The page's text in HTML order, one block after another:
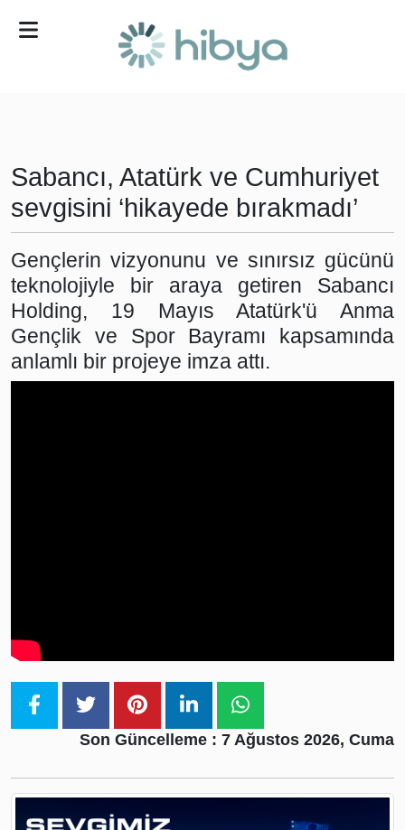
Kültür
-
Sanat
Spor
Ol
Temsilcilik
Başvurusu
Talebi
İş
Sabancı, Atatürk ve Cumhuriyet
sevgisini ‘hikayede bırakmadı’
Gençlerin vizyonunu ve sınırsız gücünü
teknolojiyle bir araya getiren Sabancı
Holding, 19 Mayıs Atatürk'ü Anma
Gençlik ve Spor Bayramı kapsamında
anlamlı bir projeye imza attı.
Son Güncelleme : 7 Ağustos 2026, Cuma